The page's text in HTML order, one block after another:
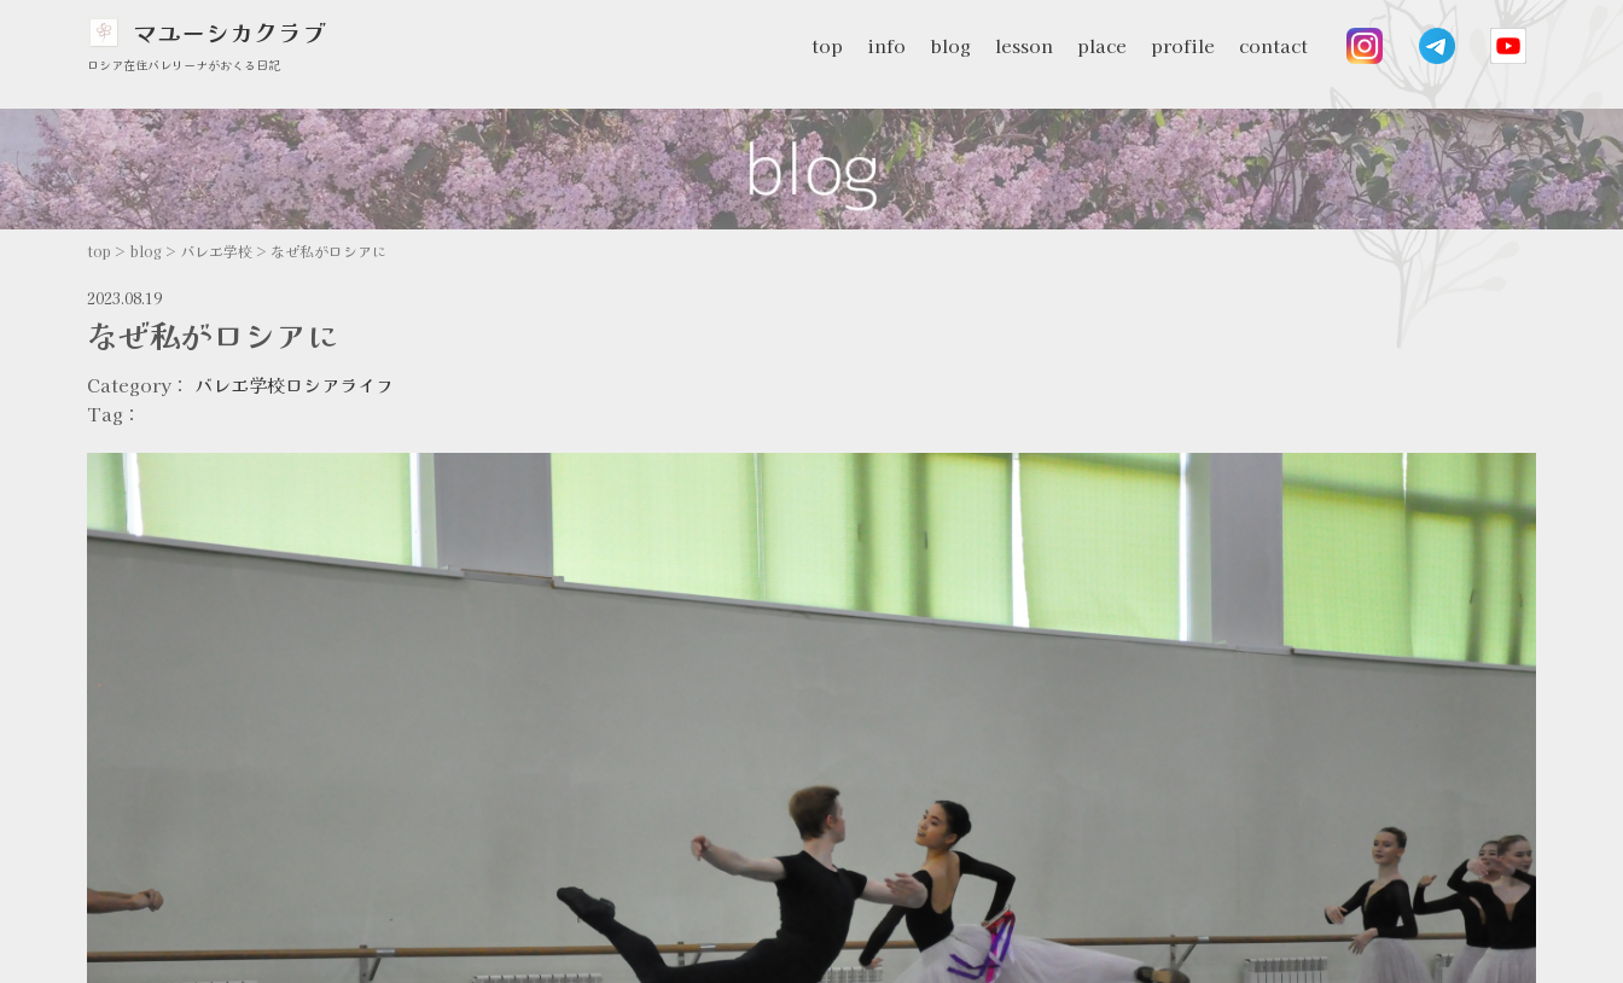
マユーシカクラブ
ロシア在住バレリーナがおくる日記
top info blog lesson place profile contact
top > blog > バレエ学校 > なぜ私がロシアに
2023.08.19
なぜ私がロシアに
Category： バレエ学校ロシアライフ
Tag：